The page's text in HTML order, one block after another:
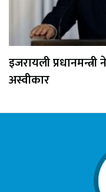
इजरायली प्रधानमन्त्री
अस्वीकार